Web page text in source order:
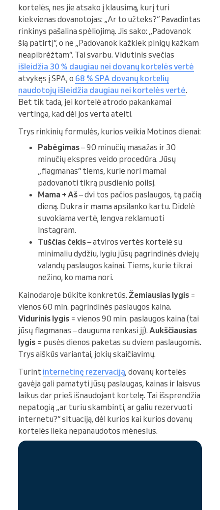
kortelės, nes jie atsako į klausimą, kurį turi
kiekvienas dovanotojas: „Ar to užteks?“ Pavadintas
rinkinys pašalina spėliojimą. Jis sako: „Padovanok
šią patirtį“, o ne „Padovanok kažkiek pinigų kažkam
neapibrėžtam“. Tai svarbu. Vidutinis svečias
išleidžia 30 % daugiau nei dovanų kortelės vertė
atvykęs į SPA, o 68 % SPA dovanų kortelių
naudotojų išleidžia daugiau nei kortelės vertė.
Bet tik tada, jei kortelė atrodo pakankamai
vertinga, kad dėl jos verta ateiti.
Trys rinkinių formulės, kurios veikia Motinos dienai:
Pabėgimas– 90 minučių masažas ir 30
minučių ekspres veido procedūra. Jūsų
„flagmanas“ tiems, kurie nori mamai
padovanoti tikrą pusdienio poilsį.
Mama + Aš– dvi tos pačios paslaugos, tą pačią
dieną. Dukra ir mama apsilanko kartu. Didelė
suvokiama vertė, lengva reklamuoti
Instagram.
Tuščias čekis– atviros vertės kortelė su
minimaliu dydžiu, lygiu jūsų pagrindinės dviejų
valandų paslaugos kainai. Tiems, kurie tikrai
nežino, ko mama nori.
Kainodaroje būkite konkretūs. Žemiausias lygis =
vienos 60 min. pagrindinės paslaugos kaina.
Vidurinis lygis = vienos 90 min. paslaugos kaina (tai
jūsų flagmanas – dauguma renkasi jį). Aukščiausias
lygis = pusės dienos paketas su dviem paslaugomis.
Trys aiškūs variantai, jokių skaičiavimų.
Turint internetinę rezervaciją, dovanų kortelės
gavėja gali pamatyti jūsų paslaugas, kainas ir laisvus
laikus dar prieš išnaudojant kortelę. Tai išsprendžia
nepatogią „ar turiu skambinti, ar galiu rezervuoti
internetu?“ situaciją, dėl kurios kai kurios dovanų
kortelės lieka nepanaudotos mėnesius.